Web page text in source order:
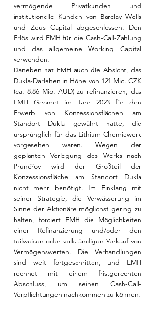
vermögende Privatkunden und
institutionelle Kunden von Barclay Wells
und Zeus Capital abgeschlossen. Den
Erlös wird EMH für die Cash-Call-Zahlung
und das allgemeine Working Capital
verwenden.
Daneben hat EMH auch die Absicht, das
Dukla-Darlehen in Höhe von 121 Mio. CZK
(ca. 8,86 Mio. AUD) zu refinanzieren, das
EMH Geomet im Jahr 2023 für den
Erwerb von Konzessionsflächen am
Standort Dukla gewährt hatte, die
ursprünglich für das Lithium-Chemiewerk
vorgesehen waren. Wegen der
geplanten Verlegung des Werks nach
Prunéřov wird der Großteil der
Konzessionsfläche am Standort Dukla
nicht mehr benötigt. Im Einklang mit
seiner Strategie, die Verwässerung im
Sinne der Aktionäre möglichst gering zu
halten, forciert EMH die Möglichkeiten
einer Refinanzierung und/oder den
teilweisen oder vollständigen Verkauf von
Vermögenswerten. Die Verhandlungen
sind weit fortgeschritten, und EMH
rechnet mit einem fristgerechten
Abschluss, um seinen Cash-Call-
Verpflichtungen nachkommen zu können.